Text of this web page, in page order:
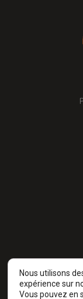
Nous utilisons
expérience sur
Vous pouvez en